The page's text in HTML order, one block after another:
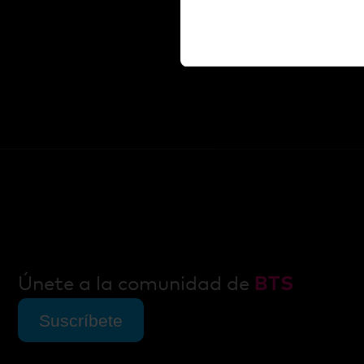
Activar palancas y estructuras
Únete a la comunidad de BTS
Suscríbete